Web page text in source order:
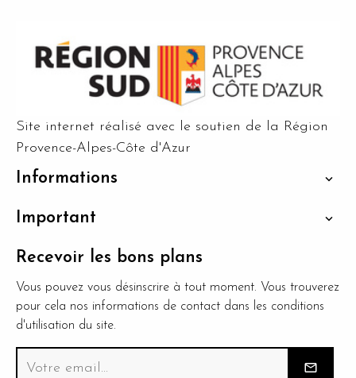
Site internet réalisé avec le soutien de la Région
Provence-Alpes-Côte d'Azur
Informations 
Important 
Recevoir les bons plans
Vous pouvez vous désinscrire à tout moment. Vous trouverez
pour cela nos informations de contact dans les conditions
d'utilisation du site.
mail_outline